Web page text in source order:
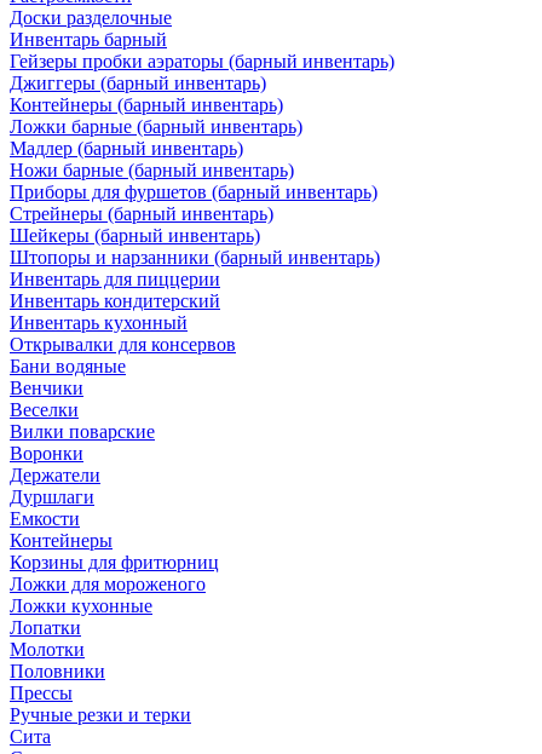
Доски разделочные
Инвентарь барный
Гейзеры пробки аэраторы (барный инвентарь)
Джиггеры (барный инвентарь)
Контейнеры (барный инвентарь)
Ложки барные (барный инвентарь)
Мадлер (барный инвентарь)
Ножи барные (барный инвентарь)
Приборы для фуршетов (барный инвентарь)
Стрейнеры (барный инвентарь)
Шейкеры (барный инвентарь)
Штопоры и нарзанники (барный инвентарь)
Инвентарь для пиццерии
Инвентарь кондитерский
Инвентарь кухонный
Открывалки для консервов
Бани водяные
Венчики
Веселки
Вилки поварские
Воронки
Держатели
Дуршлаги
Емкости
Контейнеры
Корзины для фритюрниц
Ложки для мороженого
Ложки кухонные
Лопатки
Молотки
Половники
Прессы
Ручные резки и терки
Сита